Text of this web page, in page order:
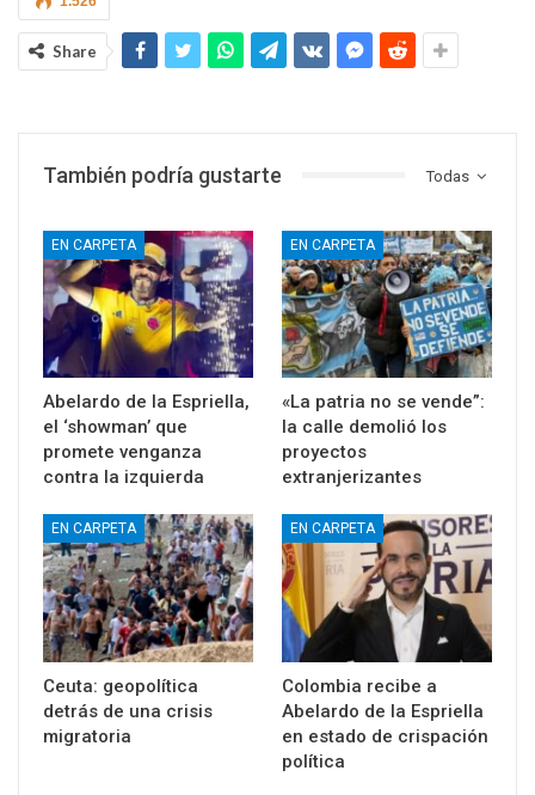
Share
Todas
También podría gustarte
EN CARPETA
Abelardo de la Espriella,
el ‘showman’ que
promete venganza
contra la izquierda
EN CARPETA
«La patria no se vende”:
la calle demolió los
proyectos
extranjerizantes
EN CARPETA
Ceuta: geopolítica
detrás de una crisis
migratoria
EN CARPETA
Colombia recibe a
Abelardo de la Espriella
en estado de crispación
política